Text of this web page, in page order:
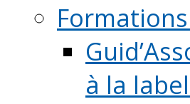
Formations
à la